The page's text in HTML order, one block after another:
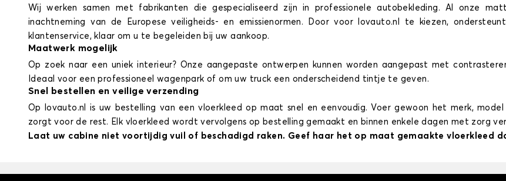
Wij werken samen met fabrikanten die gespecialiseerd zijn in professionele autobekleding. Al onze
inachtneming van de Europese veiligheids- en emissienormen. Door voor lovauto.nl te kiezen,
klantenservice, klaar om u te begeleiden bij uw aankoop.
Maatwerk mogelijk
Op zoek naar een uniek interieur? Onze aangepaste ontwerpen kunnen worden aangepast met
Ideaal voor een professioneel wagenpark of om uw truck een onderscheidend tintje te geven.
Snel bestellen en veilige verzending
Op lovauto.nl is uw bestelling van een vloerkleed op maat snel en eenvoudig. Voer gewoon het merk,
zorgt voor de rest. Elk vloerkleed wordt vervolgens op bestelling gemaakt en binnen enkele dagen met zorg
Laat uw cabine niet voortijdig vuil of beschadigd raken. Geef haar het op maat gemaakte vloerkleed